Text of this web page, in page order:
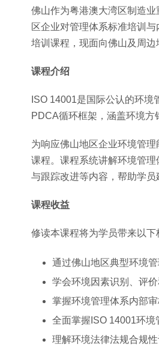
佛山作为粤港澳大湾区制造
区企业对管理体系标准培训
培训课程，现面向佛山及周边
课程介绍
ISO 14001是国际公认的环
PDCA循环框架，涵盖环境方
为响应佛山地区企业环境管
课程。课程系统讲解环境管
与跟踪改进等内容，帮助学员
课程收益
修读本课程将为学员带来以下
通过佛山地区典型环境
学会环境因素识别、评
掌握环境管理体系内部
全面掌握ISO 14001环
理解环境法律法规合规